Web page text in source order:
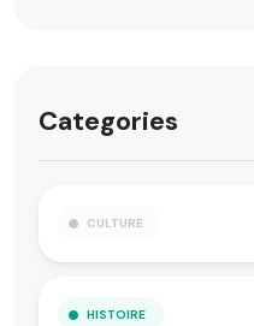
Categories
CULTURE
HISTOIRE